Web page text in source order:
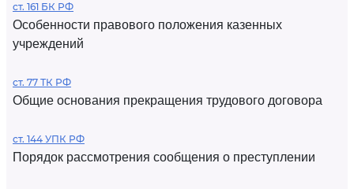
ст. 161 БК РФ
Особенности правового положения казенных
учреждений
ст. 77 ТК РФ
Общие основания прекращения трудового договора
ст. 144 УПК РФ
Порядок рассмотрения сообщения о преступлении